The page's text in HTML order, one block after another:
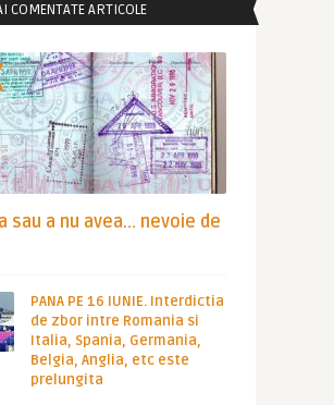
COMENTATE ARTICOLE
sau a nu avea… nevoie de
PANA PE 16 IUNIE. Interdictia
de zbor intre Romania si
Italia, Spania, Germania,
Belgia, Anglia, etc este
prelungita